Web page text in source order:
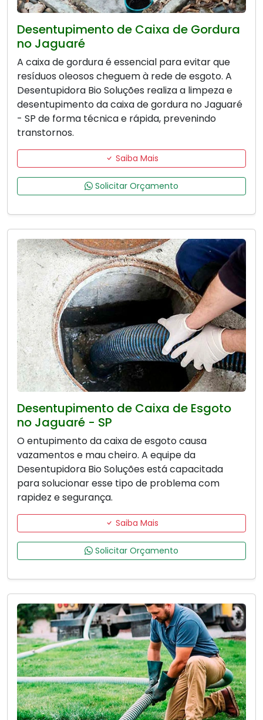
Desentupimento de Caixa de Gordura
no Jaguaré
A caixa de gordura é essencial para evitar que
resíduos oleosos cheguem à rede de esgoto. A
Desentupidora Bio Soluções realiza a limpeza e
desentupimento da caixa de gordura no Jaguaré
- SP de forma técnica e rápida, prevenindo
transtornos.
Saiba Mais
Solicitar Orçamento
Desentupimento de Caixa de Esgoto
no Jaguaré - SP
O entupimento da caixa de esgoto causa
vazamentos e mau cheiro. A equipe da
Desentupidora Bio Soluções está capacitada
para solucionar esse tipo de problema com
rapidez e segurança.
Saiba Mais
Solicitar Orçamento